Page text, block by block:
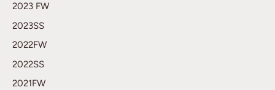
2023 FW
2023SS
2022FW
2022SS
2021FW